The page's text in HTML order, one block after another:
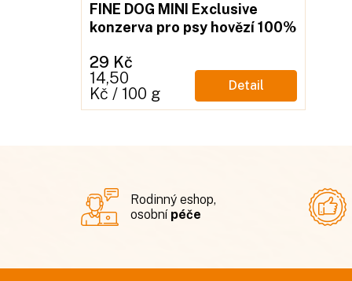
FINE DOG MINI Exclusive
konzerva pro psy hovězí 100%
29 Kč
Měrná
cena:
14,50
Kč / 100 g
Detail
Rodinný eshop,
osobní péče